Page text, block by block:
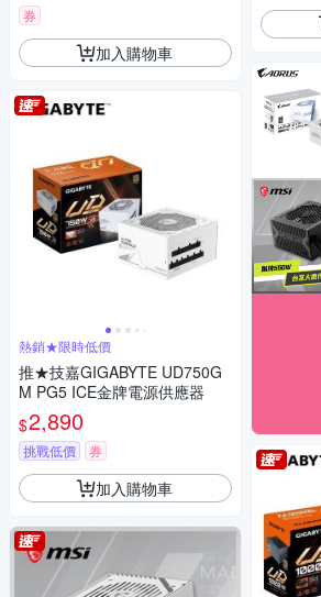
券
加入購物車
熱銷★限時低價
推★技嘉GIGABYTE UD750G
M PG5 ICE金牌電源供應器
$2,890
挑戰低價 券
加入購物車